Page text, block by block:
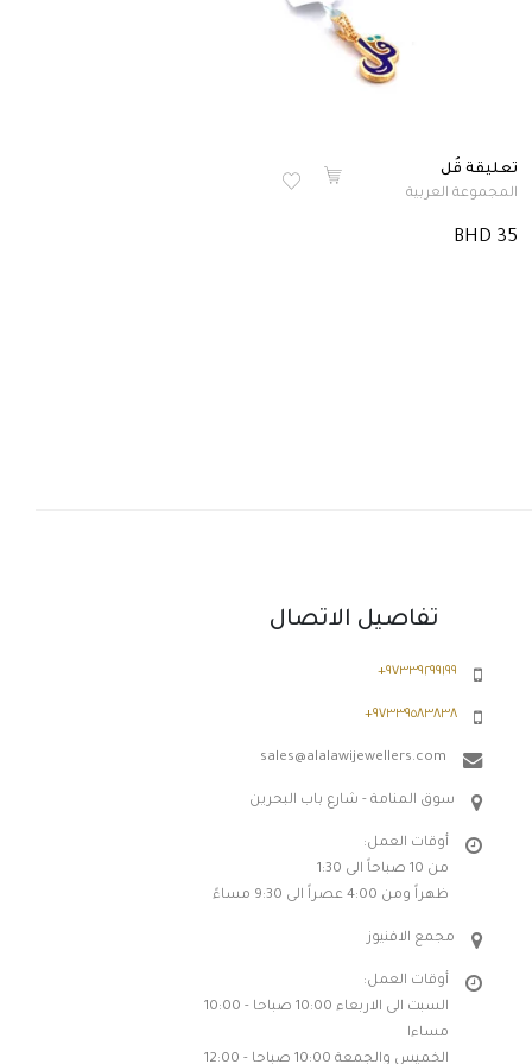
تعليقة قُل
المجموعة العربية
BHD 35
تفاصيل الاتصال
٩٧٣٣٩٢٩٩١٩٩+
٩٧٣٣٩٥٨٣٨٣٨+
sales@alalawijewellers.com
سوق المنامة - شارع باب البحرين
أوقات العمل:
من 10 صباحاً الى 1:30
ظهراً ومن 4:00 عصراً الى 9:30 مساءً
مجمع الافنيوز
أوقات العمل:
السبت الى الاربعاء 10:00 صباحا - 10:00
مساءا
الخميس والجمعة 10:00 صباحا - 12:00